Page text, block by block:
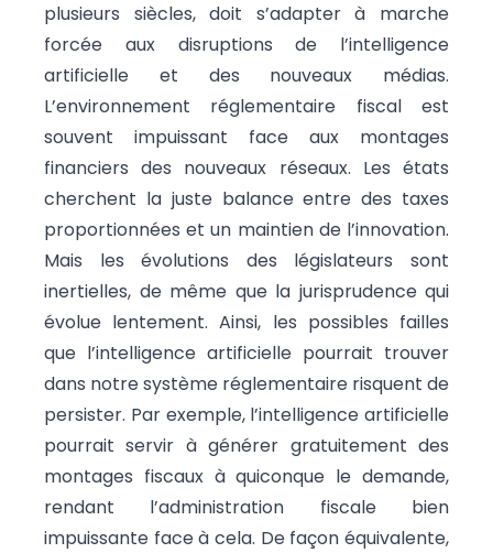
plusieurs siècles, doit s’adapter à marche
forcée aux disruptions de l’intelligence
artificielle et des nouveaux médias.
L’environnement réglementaire fiscal est
souvent impuissant face aux montages
financiers des nouveaux réseaux. Les états
cherchent la juste balance entre des taxes
proportionnées et un maintien de l’innovation.
Mais les évolutions des législateurs sont
inertielles, de même que la jurisprudence qui
évolue lentement. Ainsi, les possibles failles
que l’intelligence artificielle pourrait trouver
dans notre système réglementaire risquent de
persister. Par exemple, l’intelligence artificielle
pourrait servir à générer gratuitement des
montages fiscaux à quiconque le demande,
rendant l’administration fiscale bien
impuissante face à cela. De façon équivalente,